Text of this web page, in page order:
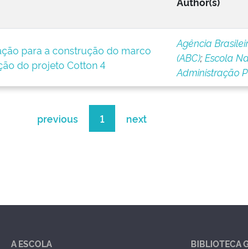
para a construção do marco
do projeto Cotton 4
Agência
(ABC);Escola
Administração
previous 1 next
A ESCOLA BIBLIOTECA